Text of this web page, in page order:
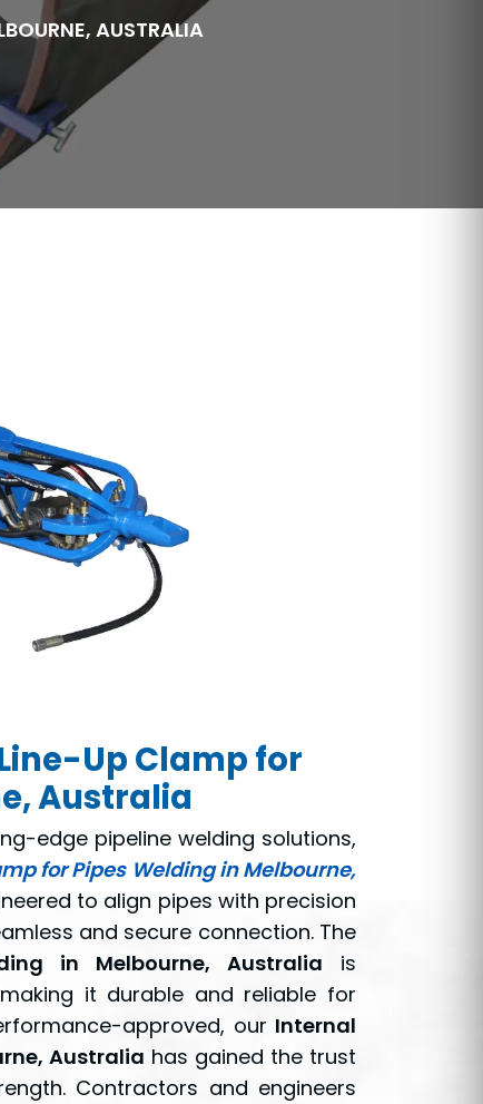
AUSTRALIA
Up Clamp for
Australia
edge pipeline welding solutions,
for Pipes Welding in Melbourne,
to align pipes with precision
and secure connection. The
in Melbourne, Australia is
it durable and reliable for
approved, our Internal
Australia has gained the trust
Contractors and engineers